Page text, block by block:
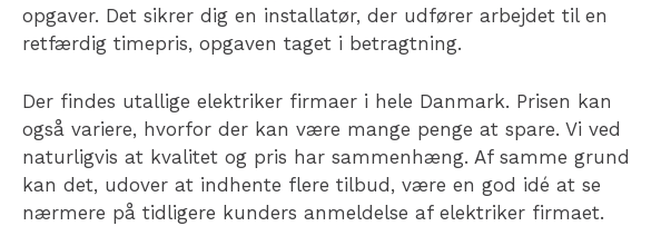
opgaver. Det sikrer dig en installatør, der udfører arbejdet til en
retfærdig timepris, opgaven taget i betragtning.
Der findes utallige elektriker firmaer i hele Danmark. Prisen kan
også variere, hvorfor der kan være mange penge at spare. Vi ved
naturligvis at kvalitet og pris har sammenhæng. Af samme grund
kan det, udover at indhente flere tilbud, være en god idé at se
nærmere på tidligere kunders anmeldelse af elektriker firmaet.